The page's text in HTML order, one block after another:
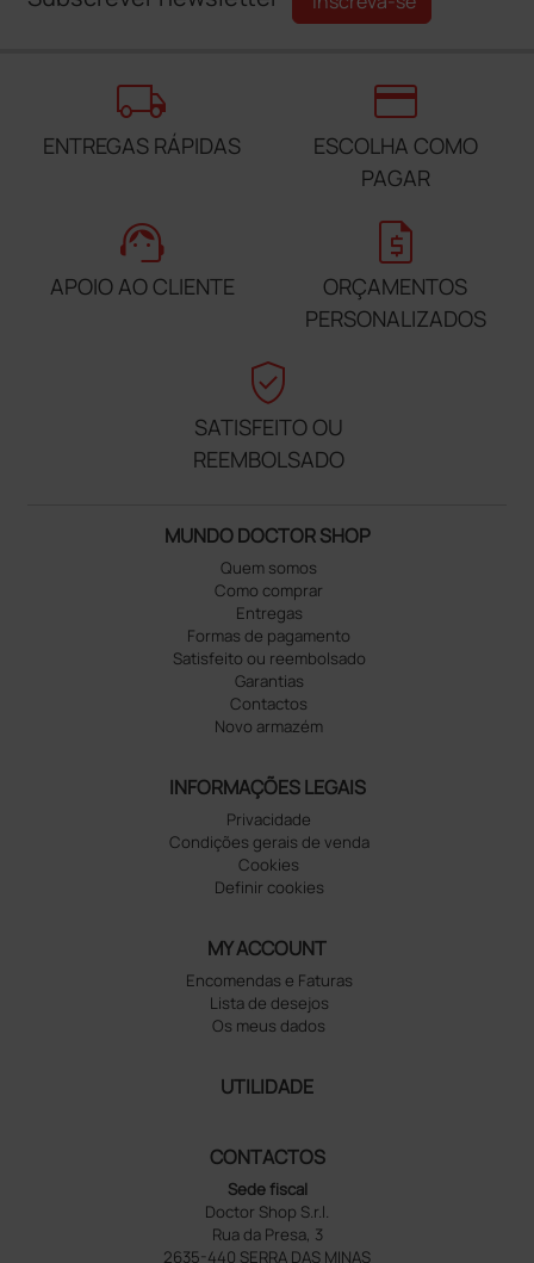
local_shipping
ENTREGAS RÁPIDAS
credit_card
ESCOLHA COMO
PAGAR
support_agent
APOIO AO CLIENTE
request_quote
ORÇAMENTOS
PERSONALIZADOS
verified_user
SATISFEITO OU
REEMBOLSADO
MUNDO DOCTOR SHOP
Quem somos
Como comprar
Entregas
Formas de pagamento
Satisfeito ou reembolsado
Garantias
Contactos
Novo armazém
INFORMAÇÕES LEGAIS
Privacidade
Condições gerais de venda
Cookies
Definir cookies
MY ACCOUNT
Encomendas e Faturas
Lista de desejos
Os meus dados
UTILIDADE
CONTACTOS
Sede fiscal
Doctor Shop S.r.l.
Rua da Presa, 3
2635-440 SERRA DAS MINAS